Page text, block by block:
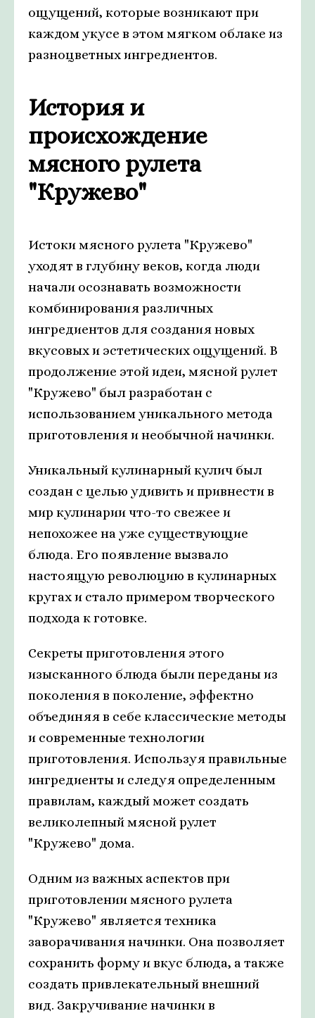
ощущений, которые возникают при
каждом укусе в этом мягком облаке из
разноцветных ингредиентов.
История и
происхождение
мясного рулета
"Кружево"
Истоки мясного рулета "Кружево"
уходят в глубину веков, когда люди
начали осознавать возможности
комбинирования различных
ингредиентов для создания новых
вкусовых и эстетических ощущений. В
продолжение этой идеи, мясной рулет
"Кружево" был разработан с
использованием уникального метода
приготовления и необычной начинки.
Уникальный кулинарный кулич был
создан с целью удивить и привнести в
мир кулинарии что-то свежее и
непохожее на уже существующие
блюда. Его появление вызвало
настоящую революцию в кулинарных
кругах и стало примером творческого
подхода к готовке.
Секреты приготовления этого
изысканного блюда были переданы из
поколения в поколение, эффектно
объединяя в себе классические методы
и современные технологии
приготовления. Используя правильные
ингредиенты и следуя определенным
правилам, каждый может создать
великолепный мясной рулет
"Кружево" дома.
Одним из важных аспектов при
приготовлении мясного рулета
"Кружево" является техника
заворачивания начинки. Она позволяет
сохранить форму и вкус блюда, а также
создать привлекательный внешний
вид. Закручивание начинки в